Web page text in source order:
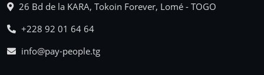
26 Bd de la KARA, Tokoin Forever, Lomé - TOGO
+228 92 01 64 64
info@pay-people.tg